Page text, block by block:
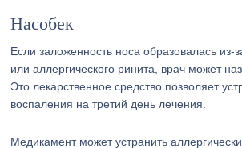
Насобек
Если заложенность носа образовалась из-
или аллергического ринита, врач может
Это лекарственное средство позволяет
воспаления на третий день лечения.
Медикамент может устранить